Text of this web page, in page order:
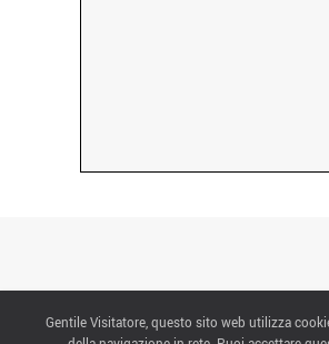
CONTATTI
Gentile Visitatore, questo sito web utilizza